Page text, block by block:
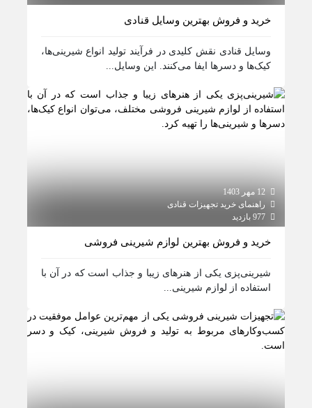
خرید و فروش بهترین وسایل قنادی
وسایل قنادی نقش کلیدی در فرآیند تولید انواع شیرینی‌ها،
کیک‌ها و دسرها ایفا می‌کنند. این وسایل...
12 مهر 1403
راهنمای خرید تجهیزات قنادی
977 بازدید
خرید و فروش بهترین لوازم شیرینی فروشی
شیرینی‌پزی یکی از هنرهای زیبا و جذاب است که در آن با
استفاده از لوازم شیرینی...